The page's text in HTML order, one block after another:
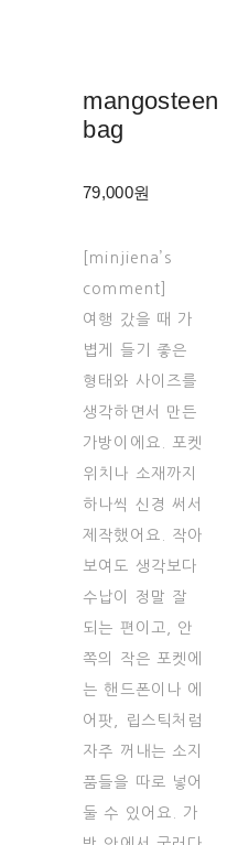
mangosteen
bag
79,000원
[minjiena’s
comment]
여행 갔을 때 가
볍게 들기 좋은
형태와 사이즈를
생각하면서 만든
가방이에요. 포켓
위치나 소재까지
하나씩 신경 써서
제작했어요. 작아
보여도 생각보다
수납이 정말 잘
되는 편이고, 안
쪽의 작은 포켓에
는 핸드폰이나 에
어팟, 립스틱처럼
자주 꺼내는 소지
품들을 따로 넣어
둘 수 있어요. 가